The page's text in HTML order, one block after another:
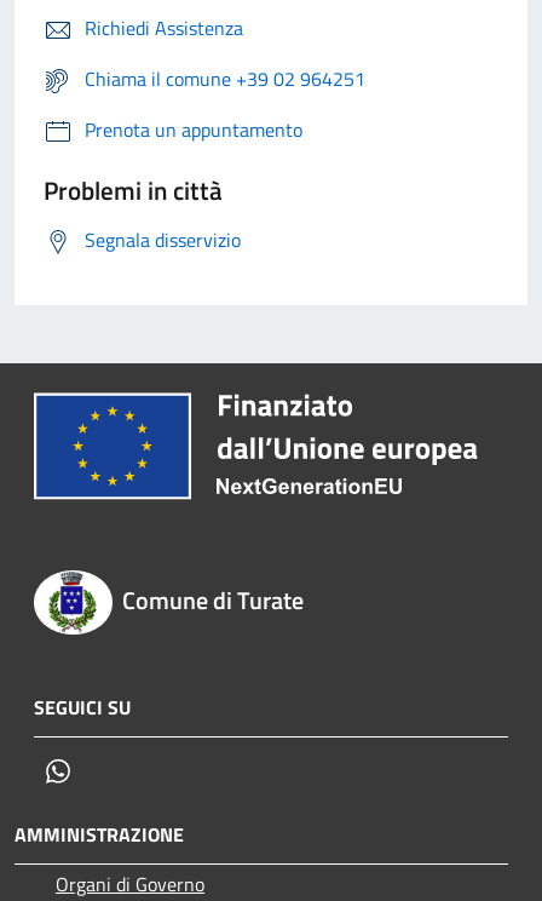
Richiedi Assistenza
Chiama il comune +39 02 964251
Prenota un appuntamento
Problemi in città
Segnala disservizio
Comune di Turate
SEGUICI SU
AMMINISTRAZIONE
Organi di Governo